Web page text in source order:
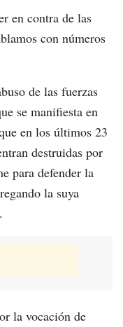
en contra de las
con números
de las fuerzas
se manifiesta en
en los últimos 23
destruidas por
para defender la
la suya
la vocación de